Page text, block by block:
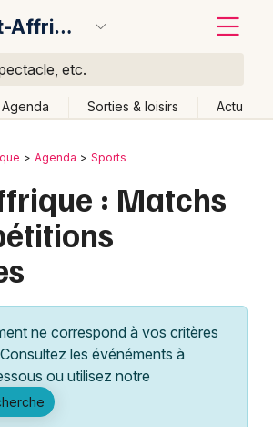
Saint-Affrique
etc.
Agenda Sorties & loisirs Actu
Agenda Sports
: Matchs
ne correspond à vos critères
les événéments à
ou utilisez notre
Partout Près de moi Changer de lieu